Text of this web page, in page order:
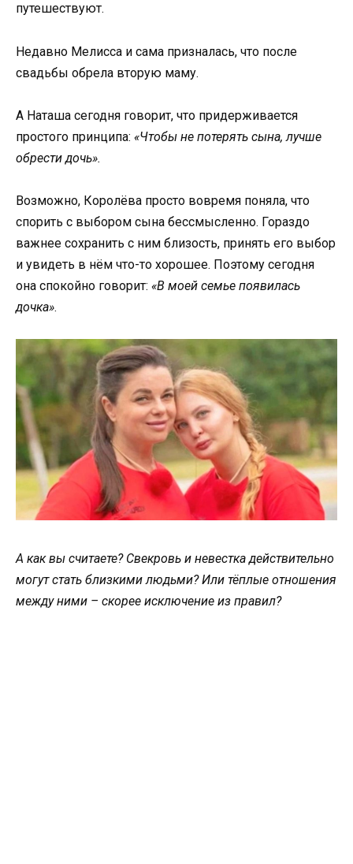
путешествуют.
Недавно Мелисса и сама призналась, что после
свадьбы обрела вторую маму.
А Наташа сегодня говорит, что придерживается
простого принципа: «Чтобы не потерять сына, лучше
обрести дочь».
Возможно, Королёва просто вовремя поняла, что
спорить с выбором сына бессмысленно. Гораздо
важнее сохранить с ним близость, принять его выбор
и увидеть в нём что-то хорошее. Поэтому сегодня
она спокойно говорит: «В моей семье появилась
дочка».
А как вы считаете? Свекровь и невестка действительно
могут стать близкими людьми? Или тёплые отношения
между ними – скорее исключение из правил?